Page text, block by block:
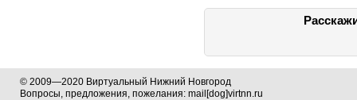
© 2009—2020 Виртуальный Нижний Новгород
Вопросы, предложения, пожелания: mail[dog]virtnn.ru